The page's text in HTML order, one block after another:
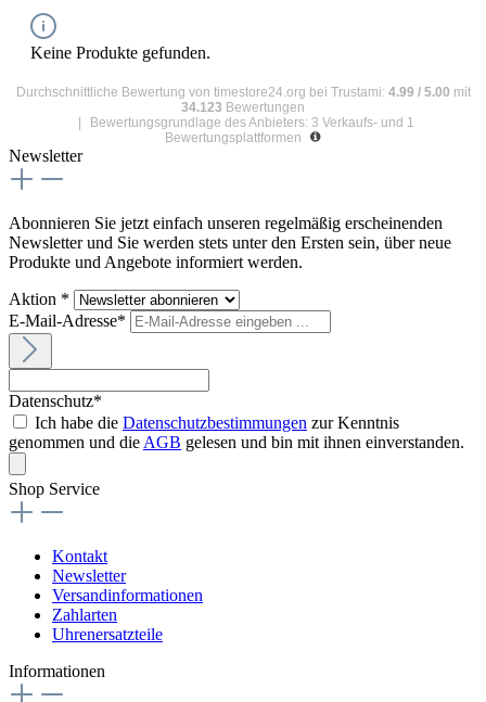
Keine Produkte gefunden.
Durchschnittliche Bewertung von timestore24.org bei Trustami: 4.99 / 5.00 mit
34.123 Bewertungen
Bewertungsgrundlage des Anbieters: 3 Verkaufs- und 1
Bewertungsplattformen
Newsletter
Abonnieren Sie jetzt einfach unseren regelmäßig erscheinenden
Newsletter und Sie werden stets unter den Ersten sein, über neue
Produkte und Angebote informiert werden.
Aktion *
E-Mail-Adresse*
Datenschutz*
Ich habe die Datenschutzbestimmungen zur Kenntnis
genommen und die AGB gelesen und bin mit ihnen einverstanden.
Shop Service
Kontakt
Newsletter
Versandinformationen
Zahlarten
Uhrenersatzteile
Informationen